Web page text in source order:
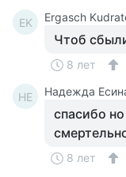
EK Ergasch
Чтоб
8 лет
НЕ Надежда
спасибо
8 лет